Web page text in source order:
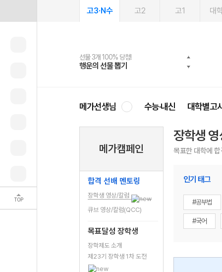
TOP
고3·N수 고2 고1 대
선물 3개 100% 당첨!
행운의 선물 뽑기
선물 100% 증정!
메가스터디 X 올리브
2027 러셀 단과
강사 공개선발
스마트러닝앱
설문 EVENT
메가패스
3일 무료 체험권
메가패스 수강생 무료혜택!
메가클럽 멤버십
사회공헌 캠페인
희망이룸 메가나눔
메가선생님 수능·내신 대학별고
메가캠페인
합격 선배 멘토링
장학생 영상/칼럼
큐브 영상/칼럼(QCC)
목표달성 장학생
장학제도 소개
제23기 장학생 1차 도전
장학생
목표한 대학에
인기 태그
#공부법
#국어